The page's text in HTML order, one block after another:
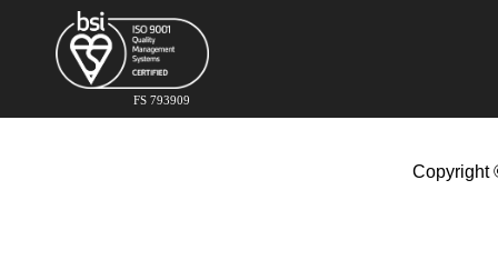
FS 793909
Copyright